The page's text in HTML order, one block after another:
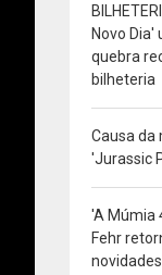
Novo Dia'
quebra
bilheteria
Causa da
'Jurassic
'A Múmia
Fehr